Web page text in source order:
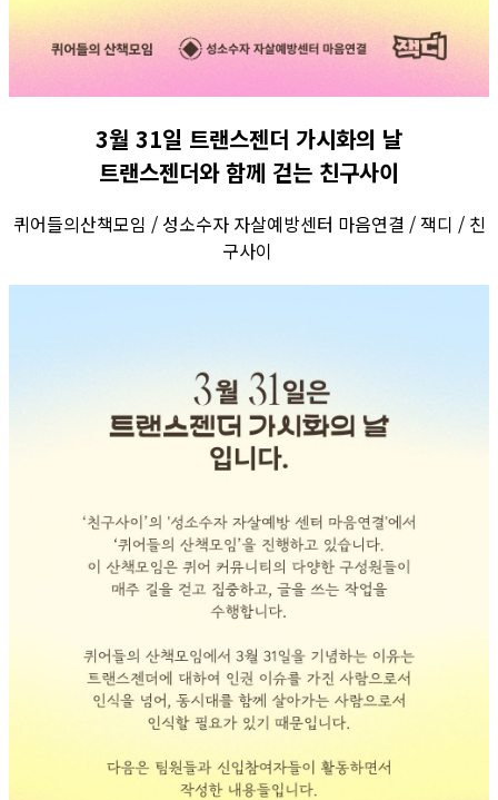
3월 31일 트랜스젠더 가시화의 날
트랜스젠더와 함께 걷는 친구사이
퀴어들의산책모임 / 성소수자 자살예방센터 마음연결 / 잭디 / 친
구사이